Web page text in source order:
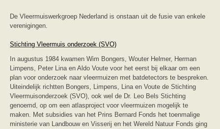
rapporten
Handleiding
Forum
Naar het forum
De Vleermuiswerkgroep Nederland is onstaan uit de fusie van enkele
verenigingen.
Stichting Vleermuis onderzoek (SVO)
In augustus 1984 kwamen Wim Bongers, Wouter Helmer, Herman
Limpens, Peter Lina en Aldo Voute voor het eerst bij elkaar om een
plan voor onderzoek naar vleermuizen met batdetectors te bespreken.
Uiteindelijk richtten Bongers, Limpens, Lina en Voute de Stichting
Vleermuisonderzoek (SVO), ook wel de Dr. Leo Bels Stichting
genoemd, op om een atlasproject voor vleermuizen mogelijk te
maken. Met subsidies van het Prins Bernard Fonds het toenmalige
ministerie van Landbouw en Visserij en het Wereld Natuur Fonds ging